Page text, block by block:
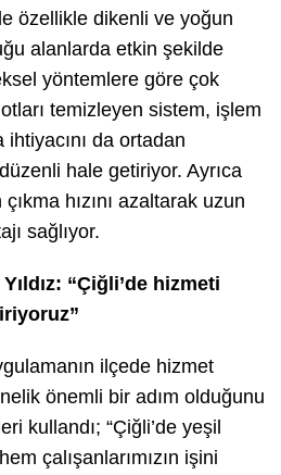
özellikle dikenli ve yoğun
alanlarda etkin şekilde
yöntemlere göre çok
temizleyen sistem, işlem
ihtiyacını da ortadan
hale getiriyor. Ayrıca
hızını azaltarak uzun
sağlıyor.
“Çiğli’de hizmeti
ilçede hizmet
önemli bir adım olduğunu
kullandı; “Çiğli’de yeşil
çalışanlarımızın işini